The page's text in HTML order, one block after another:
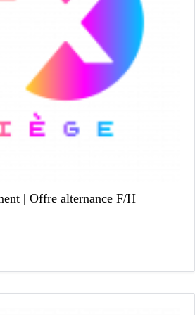
| Offre alternance F/H